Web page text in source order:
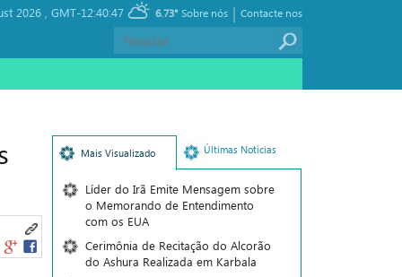
2026 , GMT-12:40:47 6.73° Contacte nos
|
Sobre nós
Mais Visualizado Últimas Notícias
Líder do Irã Emite Mensagem sobre
o Memorando de Entendimento
com os EUA
Cerimônia de Recitação do Alcorão
do Ashura Realizada em Karbala